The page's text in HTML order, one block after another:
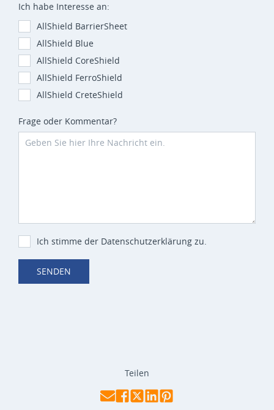
Ich habe Interesse an:
AllShield BarrierSheet
AllShield Blue
AllShield CoreShield
AllShield FerroShield
AllShield CreteShield
Frage oder Kommentar?
Ich stimme der Datenschutzerklärung zu.
SENDEN
Teilen